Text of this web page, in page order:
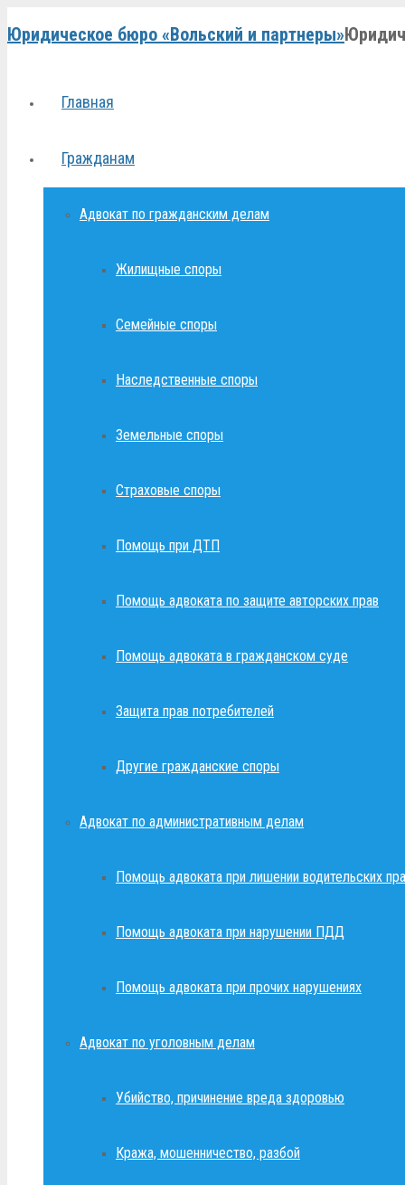
Юридическое бюро «Вольский и партнеры»
Главная
Гражданам
Адвокат по гражданским делам
Жилищные споры
Семейные споры
Наследственные споры
Земельные споры
Страховые споры
Помощь при ДТП
Помощь адвоката по защите авторских прав
Помощь адвоката в гражданском суде
Защита прав потребителей
Другие гражданские споры
Адвокат по административным делам
Помощь адвоката при лишении водительских
Помощь адвоката при нарушении ПДД
Помощь адвоката при прочих нарушениях
Адвокат по уголовным делам
Убийство, причинение вреда здоровью
Кража, мошенничество, разбой